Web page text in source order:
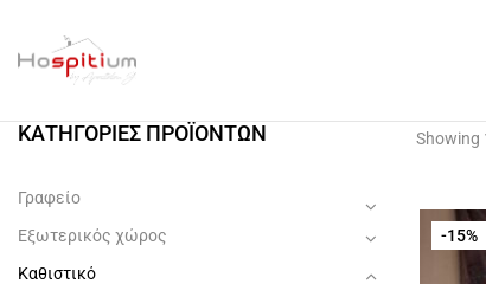
ΚΑΤΗΓΟΡΊΕΣ ΠΡΟΪΌΝΤΩΝ
Γραφείο
Εξωτερικός χώρος
Καθιστικό
Showing
-15%